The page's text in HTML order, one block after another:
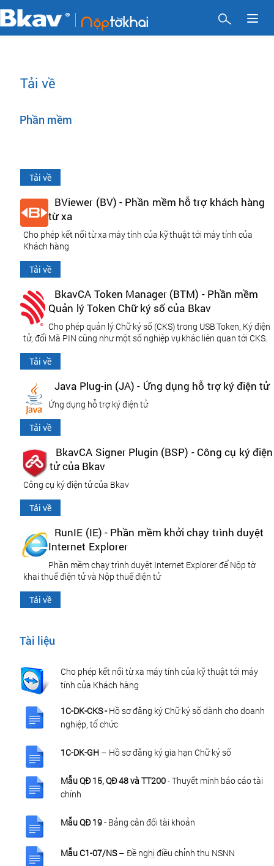
Tải về
Phần mềm
Tải về
BViewer (BV) - Phần mềm hỗ trợ khách hàng
từ xa
Cho phép kết nối từ xa máy tính của kỹ thuật tới máy tính của
Khách hàng
Tải về
BkavCA Token Manager (BTM) - Phần mềm
Quản lý Token Chữ ký số của Bkav
Cho phép quản lý Chữ ký số (CKS) trong USB Token, Ký điện
tử, đổi Mã PIN cũng như một số nghiệp vụ khác liên quan tới CKS.
Tải về
Java Plug-in (JA) - Ứng dụng hỗ trợ ký điện tử
Ứng dụng hỗ trợ ký điện tử
Tải về
BkavCA Signer Plugin (BSP) - Công cụ ký điện
tử của Bkav
Công cụ ký điện tử của Bkav
Tải về
RunIE (IE) - Phần mềm khởi chạy trình duyệt
Internet Explorer
Phần mềm chạy trình duyệt Internet Explorer để Nộp tờ
khai thuế điện tử và Nộp thuế điện tử
Tải về
Tài liệu
Cho phép kết nối từ xa máy tính của kỹ thuật tới máy
tính của Khách hàng
1C-DK-CKS -Hồ sơ đăng ký Chữ ký số dành cho doanh
nghiệp, tổ chức
1C-DK-GH – Hồ sơ đăng ký gia hạn Chữ ký số
Mẫu QĐ 15, QĐ 48 và TT200- Thuyết minh báo cáo tài
chính
Mẫu QĐ 19- Bảng cân đối tài khoản
Mẫu C1-07/NS– Đề nghị điều chỉnh thu NSNN